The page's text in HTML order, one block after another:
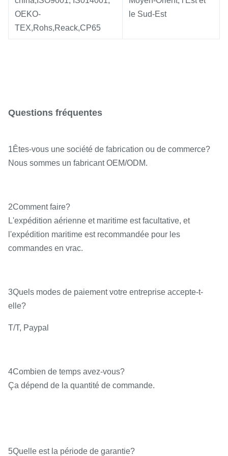
OEKO-
TEX,Rohs,Reack,CP65
le Sud-Est
Questions fréquentes
1Êtes-vous une société de fabrication ou de commerce?
Nous sommes un fabricant OEM/ODM.
2Comment faire?
L'expédition aérienne et maritime est facultative, et
l'expédition maritime est recommandée pour les
commandes en vrac.
3Quels modes de paiement votre entreprise accepte-t-
elle?
T/T, Paypal
4Combien de temps avez-vous?
Ça dépend de la quantité de commande.
5Quelle est la période de garantie?